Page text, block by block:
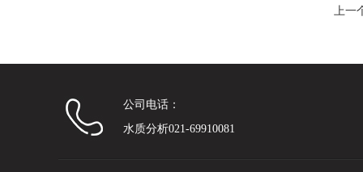
上一
公司电话：
水质分析021-69910081